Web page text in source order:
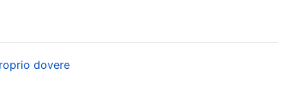
di ingannare Dio? Egli ti sdegnerà e ti
sugli altri, è un atteggiamento
dovere